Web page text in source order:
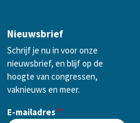
Nieuwsbrief
Schrijf je nu in voor onze
nieuwsbrief, en blijf op de
hoogte van congressen,
vaknieuws en meer.
E-mailadres